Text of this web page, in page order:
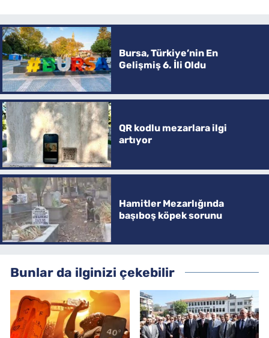
Bursa, Türkiye’nin En
Gelişmiş 6. İli Oldu
QR kodlu mezarlara ilgi
artıyor
Hamitler Mezarlığında
başıboş köpek sorunu
Bunlar da ilginizi çekebilir